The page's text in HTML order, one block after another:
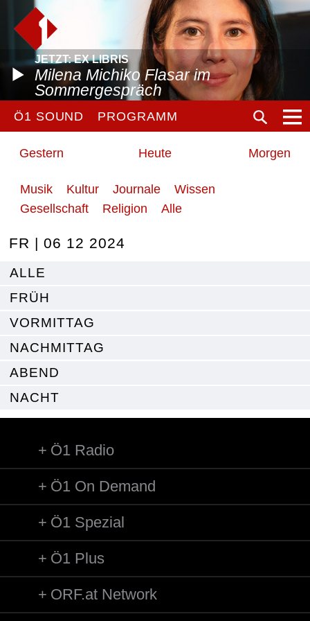
JETZT: EX LIBRIS
Milena Michiko Flasar im
Sommergespräch
Ö1 SOUND PROGRAMM
Gestern Heute Morgen
Musik Kultur Journale
Wissen
Gesellschaft
Religion Alle
FR | 06 12 2024
ALLE
FRÜH
VORMITTAG
NACHMITTAG
ABEND
NACHT
Ö1 Radio
Ö1 On Demand
Ö1 Spezial
Ö1 Plus
ORF.at Network